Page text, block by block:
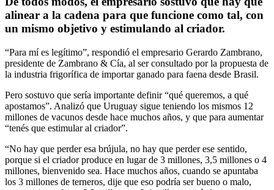
alinear a la cadena para que funcione como tal, con
un mismo objetivo y estimulando al criador.
“Para mí es legítimo”, respondió el empresario Gerardo Zambrano,
presidente de Zambrano & Cía, al ser consultado por la propuesta de
la industria frigorífica de importar ganado para faena desde Brasil.
Pero sostuvo que sería importante definir “qué queremos, a qué
apostamos”. Analizó que Uruguay sigue teniendo los mismos 12
millones de vacunos desde hace muchos años, y que para aumentar
“tenés que estimular al criador”.
“No hay que perder esa brújula, no hay que perder ese sentido,
porque si el criador produce en lugar de 3 millones, 3,5 millones o 4
millones, bienvenido sea. Hace muchos años, cuando se apuntaba
los 3 millones de terneros, dije que eso podría ser bueno o malo,